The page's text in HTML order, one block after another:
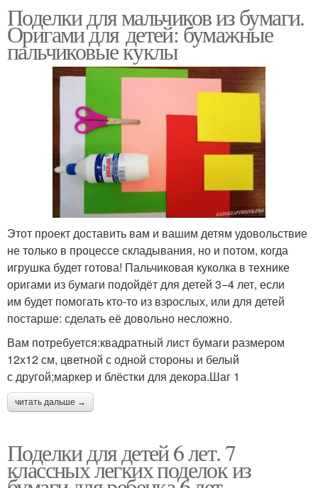
Поделки для мальчиков из бумаги.
Оригами для детей: бумажные
пальчиковые куклы
Этот проект доставить вам и вашим детям удовольствие
не только в процессе складывания, но и потом, когда
игрушка будет готова! Пальчиковая куколка в технике
оригами из бумаги подойдёт для детей 3−4 лет, если
им будет помогать кто-то из взрослых, или для детей
постарше: сделать её довольно несложно.
Вам потребуется:квадратный лист бумаги размером
12х12 см, цветной с одной стороны и белый
с другой;маркер и блёстки для декора.Шаг 1
читать дальше →
Поделки для детей 6 лет. 7
классных легких поделок из